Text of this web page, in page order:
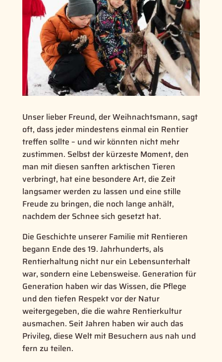
Unser lieber Freund, der Weihnachtsmann, sagt
oft, dass jeder mindestens einmal ein Rentier
treffen sollte – und wir könnten nicht mehr
zustimmen. Selbst der kürzeste Moment, den
man mit diesen sanften arktischen Tieren
verbringt, hat eine besondere Art, die Zeit
langsamer werden zu lassen und eine stille
Freude zu bringen, die noch lange anhält,
nachdem der Schnee sich gesetzt hat.
Die Geschichte unserer Familie mit Rentieren
begann Ende des 19. Jahrhunderts, als
Rentierhaltung nicht nur ein Lebensunterhalt
war, sondern eine Lebensweise. Generation für
Generation haben wir das Wissen, die Pflege
und den tiefen Respekt vor der Natur
weitergegeben, die die wahre Rentierkultur
ausmachen. Seit Jahren haben wir auch das
Privileg, diese Welt mit Besuchern aus nah und
fern zu teilen.